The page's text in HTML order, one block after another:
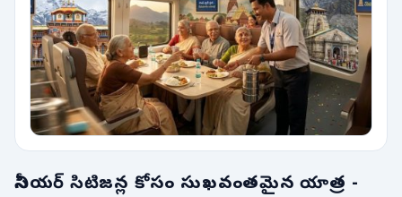
సీనియర్ సిటిజన్ల కోసం సుఖవంతమైన యాత్ర -